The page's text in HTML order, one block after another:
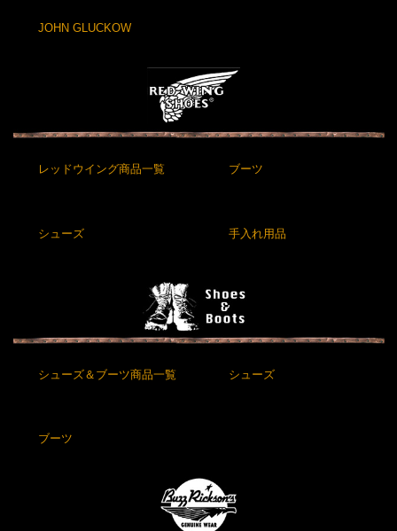
JOHN GLUCKOW
レッドウイング商品一覧 ブーツ
シューズ 手入れ用品
シューズ＆ブーツ商品一覧 シューズ
ブーツ